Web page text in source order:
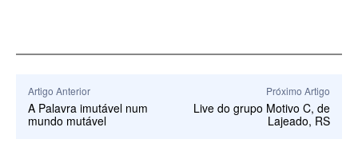
Artigo Anterior
A Palavra imutável num
mundo mutável
Próximo Artigo
Live do grupo Motivo C, de
Lajeado, RS